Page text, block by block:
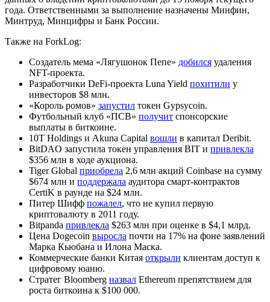
года. Ответственными за выполнение назначены Минфин,
Минтруд, Минцифры и Банк России.
Также на ForkLog:
Создатель мема «Лягушонок Пепе» добился удаления
NFT-проекта.
Разработчики DeFi-проекта Luna Yield похитили у
инвесторов $8 млн.
«Король ромов» запустил токен Gypsycoin.
Футбольный клуб «ПСВ» получит спонсорские
выплаты в биткоине.
10T Holdings и Akuna Capital вошли в капитал Deribit.
BitDAO запустила токен управления BIT и привлекла
$356 млн в ходе аукциона.
Tiger Global приобрела 2,6 млн акций Coinbase на сумму
$674 млн и поддержала аудитора смарт-контрактов
CertiK в раунде на $24 млн.
Питер Шифф пожалел, что не купил первую
криптовалюту в 2011 году.
Bitpanda привлекла $263 млн при оценке в $4,1 млрд.
Цена Dogecoin выросла почти на 17% на фоне заявлений
Марка Кьюбана и Илона Маска.
Коммерческие банки Китая открыли клиентам доступ к
цифровому юаню.
Стратег Bloomberg назвал Ethereum препятствием для
роста биткоина к $100 000.